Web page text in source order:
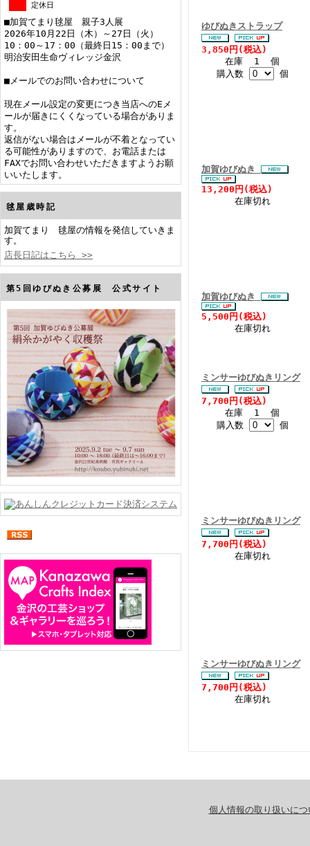
定休日
■加賀てまり毬屋 親子3人展
2026年10月22日（木）～27日（火）
10：00～17：00（最終日15：00まで）
明治安田生命ヴィレッジ金沢
■メールでのお問い合わせについて
現在メール設定の変更につき当店へのEメ
ールが届きにくくなっている場合がありま
す。
返信がない場合はメールが不着となってい
る可能性がありますので、お電話または
FAXでお問い合わせいただきますようお願
いいたします。
毬屋歳時記
加賀てまり 毬屋の情報を発信していきま
す。
店長日記はこちら >>
第5回ゆびぬき公募展 公式サイト
ゆびぬきストラップ
3,850円(税込)
在庫 1 個
購入数
個
加賀ゆびぬき
13,200円(税込)
在庫切れ
加賀ゆびぬき
5,500円(税込)
在庫切れ
ミンサーゆびぬきリング
7,700円(税込)
在庫 1 個
購入数
個
ミンサーゆびぬきリング
7,700円(税込)
在庫切れ
ミンサーゆびぬきリング
7,700円(税込)
在庫切れ
個人情報の取り扱いにつ